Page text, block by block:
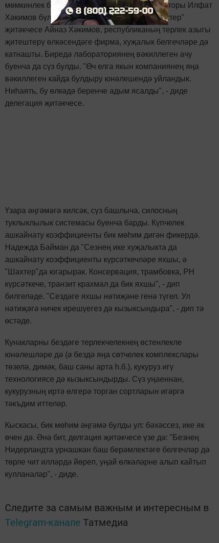
мөмкинлек булды бу. Киңәшмә "Тукай" директоры Илфат
Хәкимов бүлмәсендә узды. Киңәшмәдә "Шахтер"
җитәкчесе Айназ Хәкимов, республиканың терлек азыгы
җитештерү өлкәсендәге фирма, хуҗалык белгечләре дә
катнашты. Биредә лабораториянең вәкиллеген ачу
буенча да сүз булды. "Өч елга якын компаниянең яңа
вәкиллеген кайда булдыру юнәлешендә уйландык.
Ниһаять, бу өлкәдә беренче адым ясалды", - диде
делегация җитәкчесе.
Үзара әңгәмәгә килсәк, сүз башлыча, силосның
туклыклылык системасы буенча барды. Күпчелек
ашкайнату коэффициенты бик мөһим дигән фикердә.
Надежда Байман да "Сезнең ике хуҗалыкта да
ашкайнату коэффициенты күрсәткечләре яхшы, ә
"Шахтер"да югарырак. Консервация, трамбовка, РН
күрсәткече, транзит крахмал да бик яхшы", - дип
билгеләде. "Сездәге яхшы нәтиҗәне генә түгел. Ул
нәтиҗәгә ничек ирешүегез дә кызыксындыра", - дип тә
өстәде.
Кунакларны бездәге терлекчелекнең өстенлекле
юнәлешләре дә (ә бездә яңа сөтчелек комплекслары
төзелә, димәк, баш саны арта һ.б.), кукуруз игү
технологиясе дә кызыксындырды. Сүз уңаеннан,
кукурузның иртә өлгерә торган сортларын игәргә
тәкъдим иттеләр.
Кыскасы, бик мөһим әңгәмә булды ул: бәхәссез, ике як
өчен дә. Әнә бит, делгация җитәкчесе үзе дә: "Безнең
Нидерландта урнашкан баш берәмлектәге белгечләр дә
төрле чит илләрдә йөреп, уңай өлкәләрне алып кайтып
кулланалар", - диде.
Следите за самым важным и интересным в
Telegram-канале Татмедиа